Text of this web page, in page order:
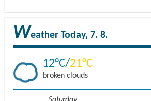
Weather Today, 7. 8.
12 21
broken clouds